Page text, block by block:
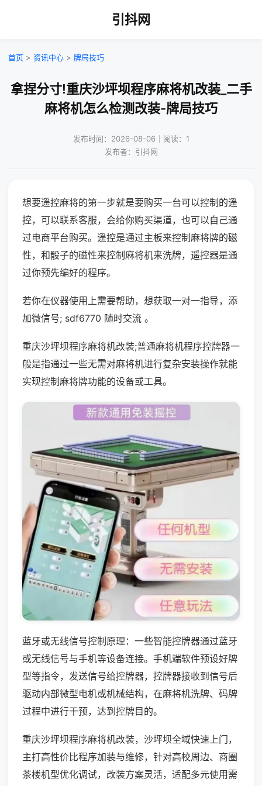
引抖网
首页 > 资讯中心 > 牌局技巧
拿捏分寸!重庆沙坪坝程序麻将机改装_二手
麻将机怎么检测改装-牌局技巧
发布时间：2026-08-06｜阅读：1
发布者：引抖网
想要遥控麻将的第一步就是要购买一台可以控制的遥
控，可以联系客服，会给你购买渠道，也可以自己通
过电商平台购买。遥控是通过主板来控制麻将牌的磁
性，和骰子的磁性来控制麻将机来洗牌，遥控器是通
过你预先编好的程序。
若你在仪器使用上需要帮助，想获取一对一指导，添
加微信号; sdf6770 随时交流 。
重庆沙坪坝程序麻将机改装;普通麻将机程序控牌器一
般是指通过一些无需对麻将机进行复杂安装操作就能
实现控制麻将牌功能的设备或工具。
蓝牙或无线信号控制原理：一些智能控牌器通过蓝牙
或无线信号与手机等设备连接。手机端软件预设好牌
型等指令，发送信号给控牌器，控牌器接收到信号后
驱动内部微型电机或机械结构，在麻将机洗牌、码牌
过程中进行干预，达到控牌目的。
重庆沙坪坝程序麻将机改装，沙坪坝全域快速上门，
主打高性价比程序加装与维修，针对高校周边、商圈
茶楼机型优化调试，改装方案灵活，适配多元使用需